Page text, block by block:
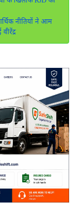
नीतियों ने आम